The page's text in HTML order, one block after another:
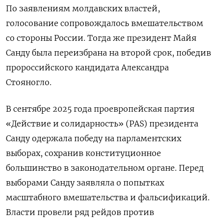
По заявлениям молдавских властей,
голосование сопровождалось вмешательством
со стороны России. Тогда же президент Майя
Санду была переизбрана на второй срок, победив
пророссийского кандидата Александра
Стояногло.
В сентябре 2025 года проевропейская партия
«Действие и солидарность» (PAS) президента
Санду одержала победу на парламентских
выборах, сохранив конституционное
большинство в законодательном органе. Перед
выборами Санду заявляла о попытках
масштабного вмешательства и фальсификаций.
Власти провели ряд рейдов против